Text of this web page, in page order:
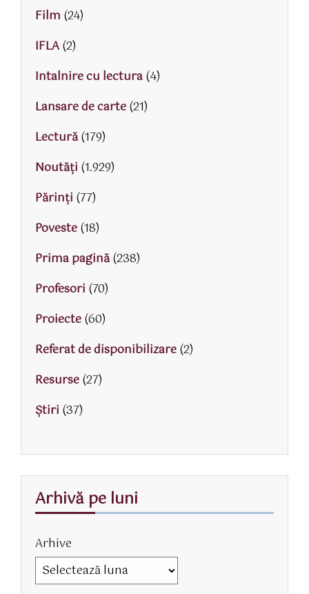
Film (24)
IFLA(2)
Intalnire cu lectura(4)
Lansare de carte(21)
Lectură(179)
Noutăți (1.929)
Părinţi (77)
Poveste(18)
Prima pagină(238)
Profesori (70)
Proiecte(60)
Referat de disponibilizare(2)
Resurse(27)
Știri (37)
Arhivă pe luni
Arhive